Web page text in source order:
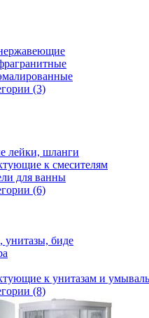
(3)
лейки, шланги
к смесителям
для ванны
(6)
биде
к унитазам и
(8)